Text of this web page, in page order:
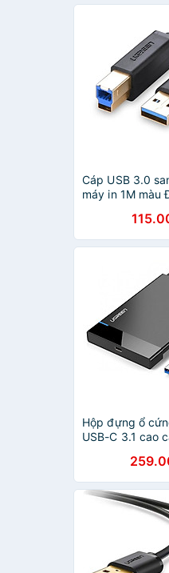
Cáp USB 3.0
máy in 1M màu
Hộp đựng ổ
USB-C 3.1 cao